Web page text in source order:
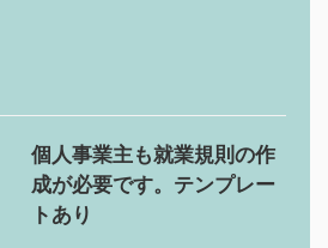
個人事業主も就業規則の作
成が必要です。テンプレー
トあり